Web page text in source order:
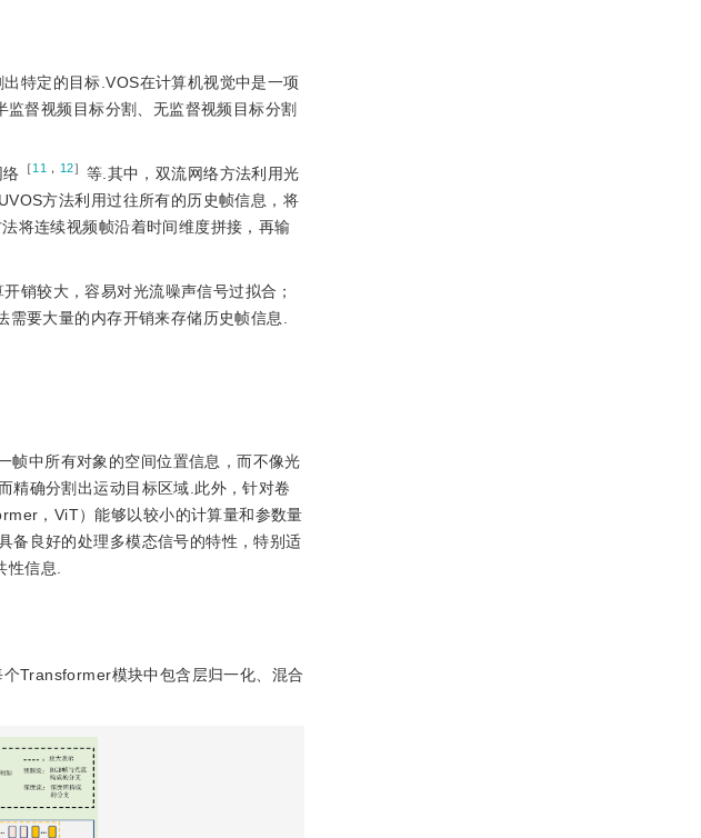
特定的目标.VOS在计算机视觉中是一项
督视频目标分割、无监督视频目标分割
络 ［11 ， 12］ 等.其中，双流网络方法利用光
方法利用过往所有的历史帧信息，将
将连续视频帧沿着时间维度拼接，再输
销较大，容易对光流噪声信号过拟合；
要大量的内存开销来存储历史帧信息.
帧中所有对象的空间位置信息，而不像光
精确分割出运动目标区域.此外，针对卷
，ViT）能够以较小的计算量和参数量
备良好的处理多模态信号的特性，特别适
信息.
Transformer模块中包含层归一化、混合